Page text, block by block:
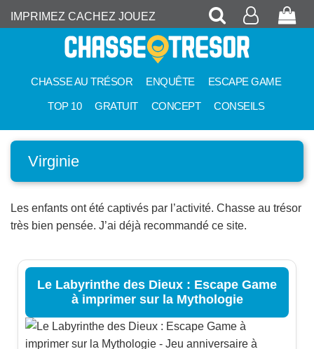
IMPRIMEZ CACHEZ JOUEZ Recherche
Mon
CHASSE AU TRÉSOR ENQUÊTE ESCAPE GAME
TOP 10 GRATUIT CONCEPT CONSEILS
Virginie
Les enfants ont été captivés par l’activité. Chasse au trésor
très bien pensée. J’ai déjà recommandé ce site.
Le Labyrinthe des Dieux : Escape Game
à imprimer sur la Mythologie